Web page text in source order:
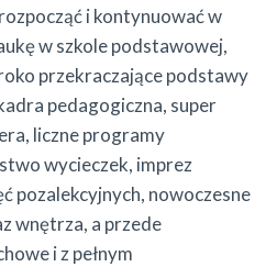
i kontynuować w
w szkole podstawowej,
przekraczające podstawy
pedagogiczna, super
liczne programy
wycieczek, imprez
pozalekcyjnych, nowoczesne
wnętrza, a przede
i z pełnym